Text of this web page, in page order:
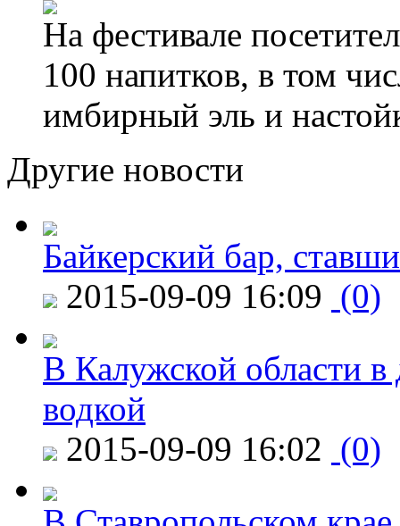
На фестивале
100 напитков, в том
имбирный эль и
Другие новости
Байкерский бар,
2015-09-09 16:09 (0)
В Калужской области в
водкой
2015-09-09 16:02 (0)